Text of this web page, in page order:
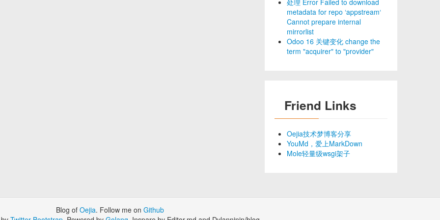
处理 Error Failed to download
metadata for repo ‘appstream‘
Cannot prepare internal
mirrorlist
Odoo 16 关键变化 change the
term "acquirer" to "provider"
Friend Links
Oejia技术梦博客分享
YouMd，爱上MarkDown
Mole轻量级wsgi架子
Blog of Oejia. Follow me on Github